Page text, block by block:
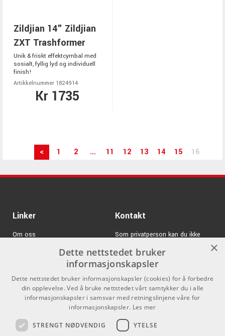
Zildjian 14" Zildjian
ZXT Trashformer
Unik & friskt effektcymbal med
sosialt, fyllig lyd og individuell
finish!
Artikkelnummer 1824914
Kr 1735
< 1 2 ... 11 12 13 14 15 16
Linker
Om oss
GDPR & Cookies
Kontakt
Som privatperson kan du ikke
kjøpe på denne nettsiden, alt salg
skjer gjennom våre forhandlere.
×
Dette nettstedet bruker
informasjonskapsler
Dette nettstedet bruker informasjonskapsler (cookies) for å forbedre
din opplevelse. Ved å bruke nettstedet vårt samtykker du i alle
informasjonskapsler i samsvar med retningslinjene våre for
informasjonskapsler. Les mer
STRENGT NØDVENDIG YTELSE